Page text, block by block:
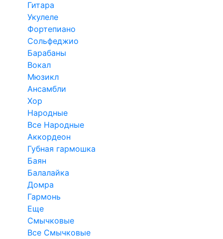
Гитара
Укулеле
Фортепиано
Сольфеджио
Барабаны
Вокал
Мюзикл
Ансамбли
Хор
Народные
Все Народные
Аккордеон
Губная гармошка
Баян
Балалайка
Домра
Гармонь
Еще
Смычковые
Все Смычковые